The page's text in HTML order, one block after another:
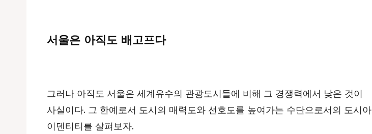
서울은 아직도 배고프다
그러나 아직도 서울은 세계유수의 관광도시들에 비해 그 경쟁력에서 낮은 것이
사실이다. 그 한예로서 도시의 매력도와 선호도를 높여가는 수단으로서의 도시아
이덴티티를 살펴보자.